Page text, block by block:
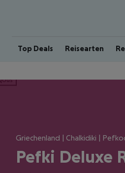
Top Deals Reisearten
Griechenland | Chalkidiki |
Pefki Deluxe